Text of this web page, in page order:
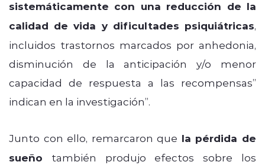
sistemáticamente con una reducción de la
calidad de vida y dificultades psiquiátricas,
incluidos trastornos marcados por anhedonia,
disminución de la anticipación y/o menor
capacidad de respuesta a las recompensas”
indican en la investigación”.
Junto con ello, remarcaron que la pérdida de
sueño también produjo efectos sobre los